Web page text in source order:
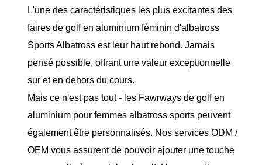
L'une des caractéristiques les plus excitantes des
faires de golf en aluminium féminin d'albatross
Sports Albatross est leur haut rebond. Jamais
pensé possible, offrant une valeur exceptionnelle
sur et en dehors du cours.
Mais ce n'est pas tout - les Fawrways de golf en
aluminium pour femmes albatross sports peuvent
également être personnalisés. Nos services ODM /
OEM vous assurent de pouvoir ajouter une touche